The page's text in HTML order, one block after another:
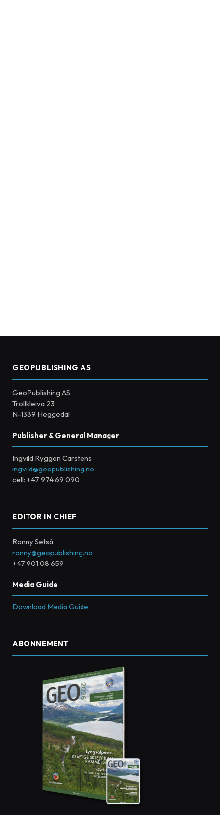
GEOPUBLISHING AS
GeoPublishing AS
Trollkleiva 23
N-1389 Heggedal
Publisher & General Manager
Ingvild Ryggen Carstens
ingvild@geopublishing.no
cell: +47 974 69 090
EDITOR IN CHIEF
Ronny Setså
ronny@geopublishing.no
+47 901 08 659
Media Guide
Download Media Guide
ABONNEMENT